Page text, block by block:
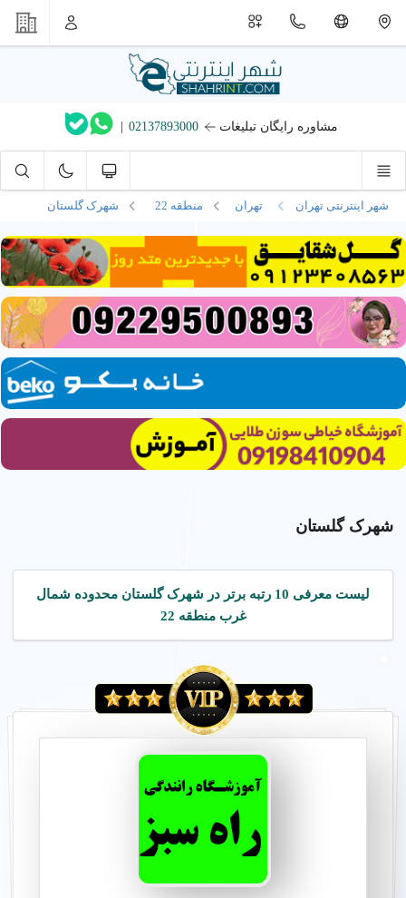
مشاوره رایگان تبلیغات 02137893000
|
شهر اینترنتی تهران تهران منطقه 22 شهرک گلستان
شهرک گلستان
لیست معرفی 10 رتبه برتر در شهرک گلستان محدوده شمال
غرب منطقه 22